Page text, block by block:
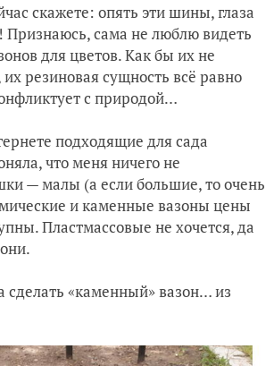
скажете: опять эти шины, глаза
Признаюсь, сама не люблю видеть
для цветов. Как бы их не
резиновая сущность всё равно
с природой…
подходящие для сада
что меня ничего не
— малы (а если большие, то очень
и каменные вазоны цены
Пластмассовые не хочется, да
сделать «каменный» вазон… из